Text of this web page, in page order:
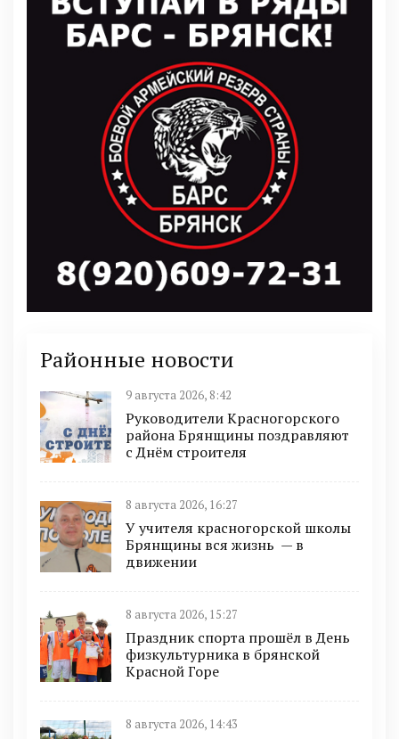
Районные новости
9 августа 2026, 8:42
Руководители Красногорского
района Брянщины поздравляют
с Днём строителя
8 августа 2026, 16:27
У учителя красногорской школы
Брянщины вся жизнь — в
движении
8 августа 2026, 15:27
Праздник спорта прошёл в День
физкультурника в брянской
Красной Горе
8 августа 2026, 14:43